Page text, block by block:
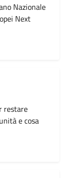
Nazionale
Next
restare
e cosa